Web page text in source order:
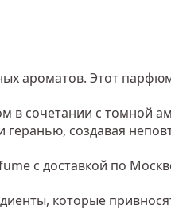
ароматов. Этот парфюм
в сочетании с томной
геранью, создавая
с доставкой по
которые